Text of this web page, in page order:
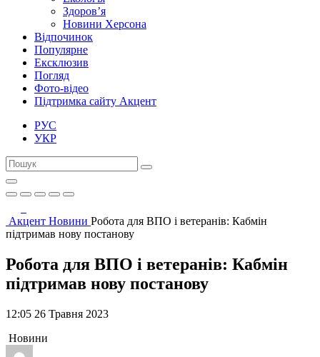
Здоров’я
Новини Херсона
Відпочинок
Популярне
Ексклюзив
Погляд
Фото-відео
Підтримка сайту Акцент
РУС
УКР
Акцент Новини Робота для ВПО і ветеранів: Кабмін
підтримав нову постанову
Робота для ВПО і ветеранів: Кабмін
підтримав нову постанову
12:05 26 Травня 2023
Новини